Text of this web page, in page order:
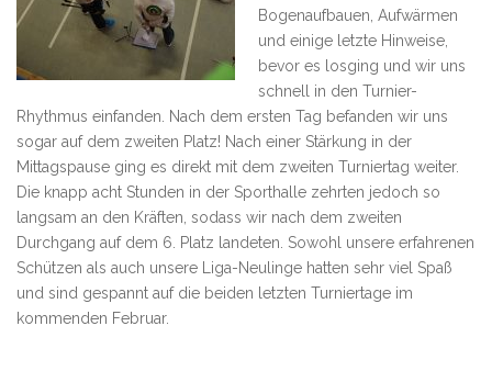
Bogenaufbauen, Aufwärmen
und einige letzte Hinweise,
bevor es losging und wir uns
schnell in den Turnier-
Rhythmus einfanden. Nach dem ersten Tag befanden wir uns
sogar auf dem zweiten Platz! Nach einer Stärkung in der
Mittagspause ging es direkt mit dem zweiten Turniertag weiter.
Die knapp acht Stunden in der Sporthalle zehrten jedoch so
langsam an den Kräften, sodass wir nach dem zweiten
Durchgang auf dem 6. Platz landeten. Sowohl unsere erfahrenen
Schützen als auch unsere Liga-Neulinge hatten sehr viel Spaß
und sind gespannt auf die beiden letzten Turniertage im
kommenden Februar.